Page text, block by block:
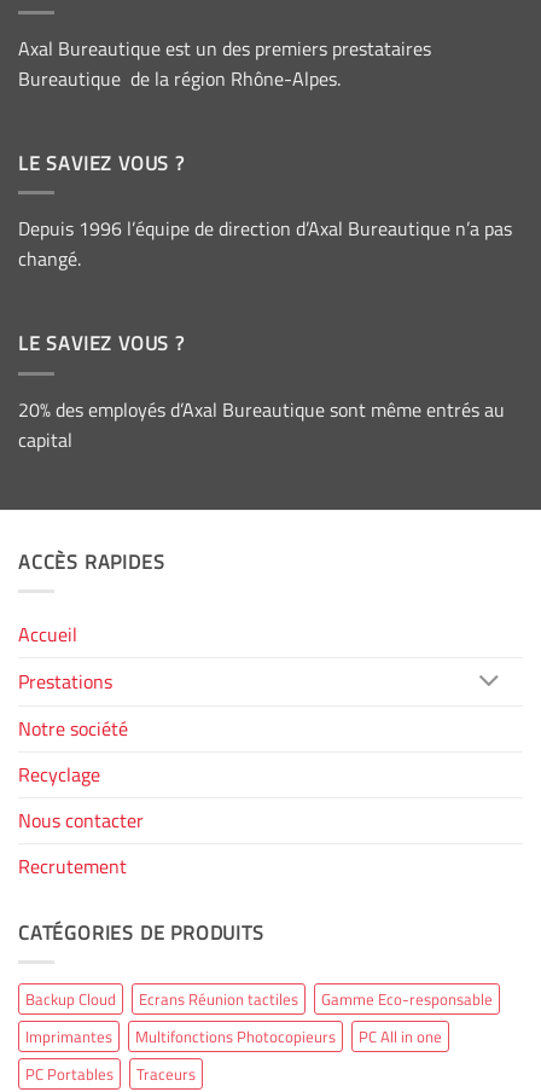
Axal Bureautique est un des premiers prestataires
Bureautique de la région Rhône-Alpes.
LE SAVIEZ VOUS ?
Depuis 1996 l’équipe de direction d’Axal Bureautique n’a pas
changé.
LE SAVIEZ VOUS ?
20% des employés d’Axal Bureautique sont même entrés au
capital
ACCÈS RAPIDES
Accueil
Prestations
Notre société
Recyclage
Nous contacter
Recrutement
CATÉGORIES DE PRODUITS
Backup Cloud Ecrans Réunion tactiles
Gamme Eco-responsable
Imprimantes
Multifonctions Photocopieurs
PC All in one
PC Portables
Traceurs